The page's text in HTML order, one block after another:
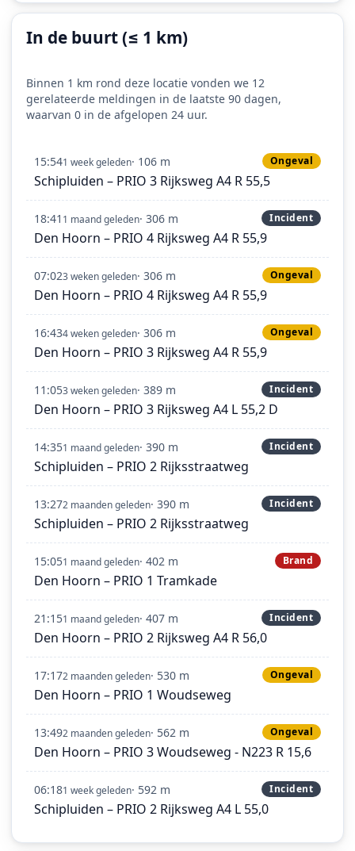
In de buurt (≤ 1 km)
Binnen 1 km rond deze locatie vonden we 12
gerelateerde meldingen in de laatste 90 dagen,
waarvan 0 in de afgelopen 24 uur.
15:541 week geleden· 106 m Ongeval
Schipluiden – PRIO 3 Rijksweg A4 R 55,5
18:41 1 maand geleden· 306 m Incident
Den Hoorn – PRIO 4 Rijksweg A4 R 55,9
07:023 weken geleden· 306 m Ongeval
Den Hoorn – PRIO 4 Rijksweg A4 R 55,9
16:434 weken geleden· 306 m Ongeval
Den Hoorn – PRIO 3 Rijksweg A4 R 55,9
11:053 weken geleden· 389 m Incident
Den Hoorn – PRIO 3 Rijksweg A4 L 55,2 D
14:351 maand geleden· 390 m Incident
Schipluiden – PRIO 2 Rijksstraatweg
13:272 maanden geleden· 390 m Incident
Schipluiden – PRIO 2 Rijksstraatweg
15:051 maand geleden· 402 m Brand
Den Hoorn – PRIO 1 Tramkade
21:151 maand geleden· 407 m Incident
Den Hoorn – PRIO 2 Rijksweg A4 R 56,0
17:172 maanden geleden· 530 m Ongeval
Den Hoorn – PRIO 1 Woudseweg
13:492 maanden geleden· 562 m Ongeval
Den Hoorn – PRIO 3 Woudseweg - N223 R 15,6
06:181 week geleden· 592 m Incident
Schipluiden – PRIO 2 Rijksweg A4 L 55,0